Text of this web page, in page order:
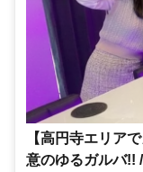
【高円寺エリア
意のゆるガルバ!!